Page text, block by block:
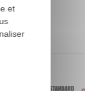
:
et